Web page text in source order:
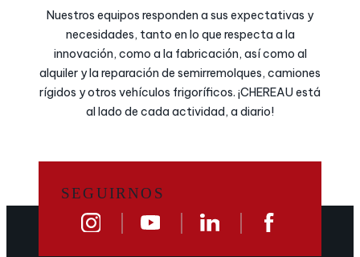
Nuestros equipos responden a sus expectativas y
necesidades, tanto en lo que respecta a la
innovación, como a la fabricación, así como al
alquiler y la reparación de semirremolques, camiones
rígidos y otros vehículos frigoríficos. ¡CHEREAU está
al lado de cada actividad, a diario!
SEGUIRNOS